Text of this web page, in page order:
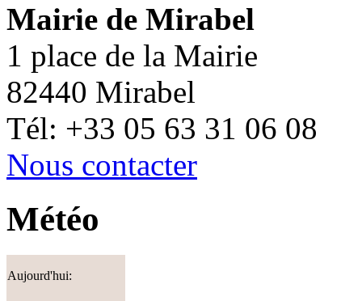
Mairie de Mirabel
1 place de la Mairie
82440 Mirabel
Tél: +33 05 63 31 06 08
Nous contacter
Météo
Aujourd'hui: